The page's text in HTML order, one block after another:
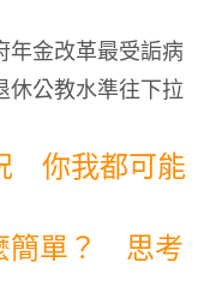
年金改革最受詬病
休公教水準往下拉
你我都可能
簡單？ 思考